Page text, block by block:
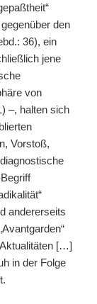
den
36), ein
jene
von
–, halten sich
Vorstoß,
andererseits
Aktualitäten […]
in der Folge